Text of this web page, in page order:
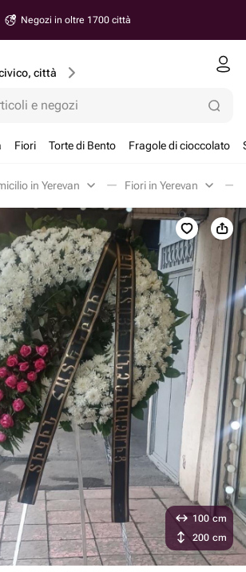
Negozi in oltre 1700 città
città
e negozi
Fiori Torte di Bento Fragole di cioccolato
in Yerevan Fiori in Yerevan
100 cm
200 cm